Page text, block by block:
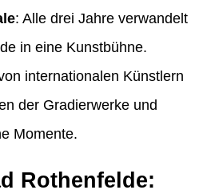
: Alle drei Jahre verwandelt
in eine Kunstbühne.
internationalen Künstlern
der Gradierwerke und
Momente.
Rothenfelde: